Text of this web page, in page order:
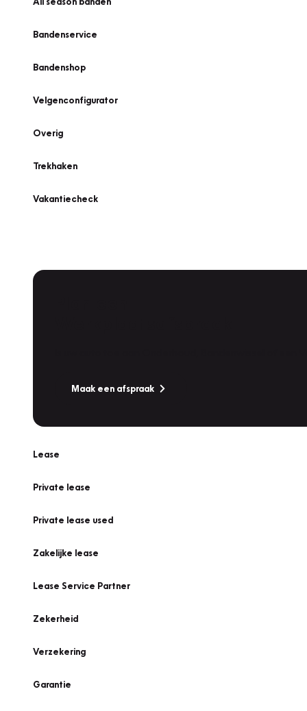
Bandenservice
Bandenshop
Velgenconfigurator
Overig
Trekhaken
Vakantiecheck
Maak een afspraak
Lease
Private lease
Private lease used
Zakelijke lease
Lease Service Partner
Zekerheid
Verzekering
Garantie